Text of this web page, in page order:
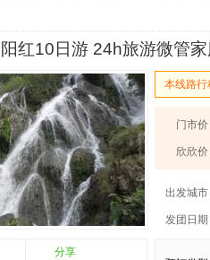
红10日游 24h旅游微管
分享
本线路行
门市价
欣欣价
出发城市
发团日期